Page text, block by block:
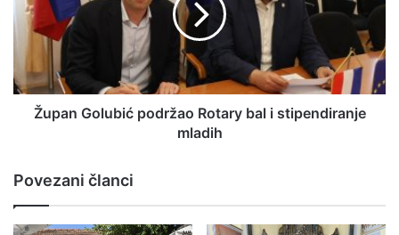
Župan Golubić podržao Rotary bal i stipendiranje
mladih
Povezani članci